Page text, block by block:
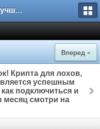
Life Hub - Лучшие компьютерные игры мира
Вперед »
Крипта для лохов,
успешным
подключиться и
месяц смотри на